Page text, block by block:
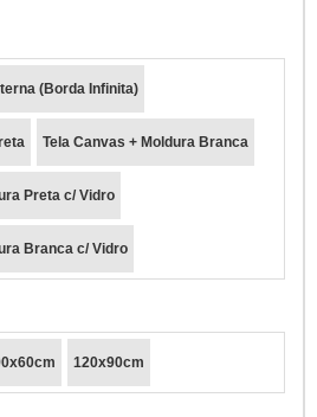
(Borda Infinita)
Tela Canvas + Moldura Branca
Preta c/ Vidro
Branca c/ Vidro
120x90cm